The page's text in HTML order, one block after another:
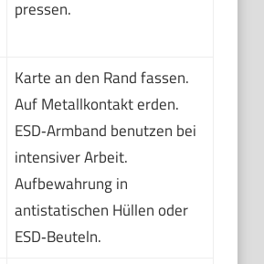
pressen.
Karte an den Rand fassen.
Auf Metallkontakt erden.
ESD‑Armband benutzen bei
intensiver Arbeit.
Aufbewahrung in
antistatischen Hüllen oder
ESD‑Beuteln.